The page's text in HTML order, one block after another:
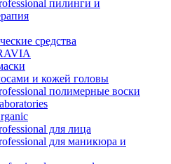
пилинги и
средства
и кожей головы
полимерные воски
для лица
для маникюра и